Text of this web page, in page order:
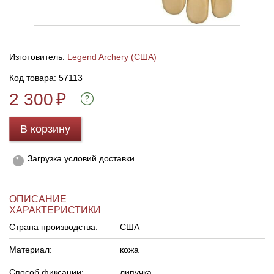
Изготовитель: Legend Archery (США)
Код товара: 57113
2 300₽
В корзину
Загрузка условий доставки
ОПИСАНИЕ
ХАРАКТЕРИСТИКИ
Страна производства: США
Материал: кожа
Линейки для настройки лука
Полочки для лука
Кликеры для лука
Киссеры для лука
Охотничьи ножи
Ножи складные